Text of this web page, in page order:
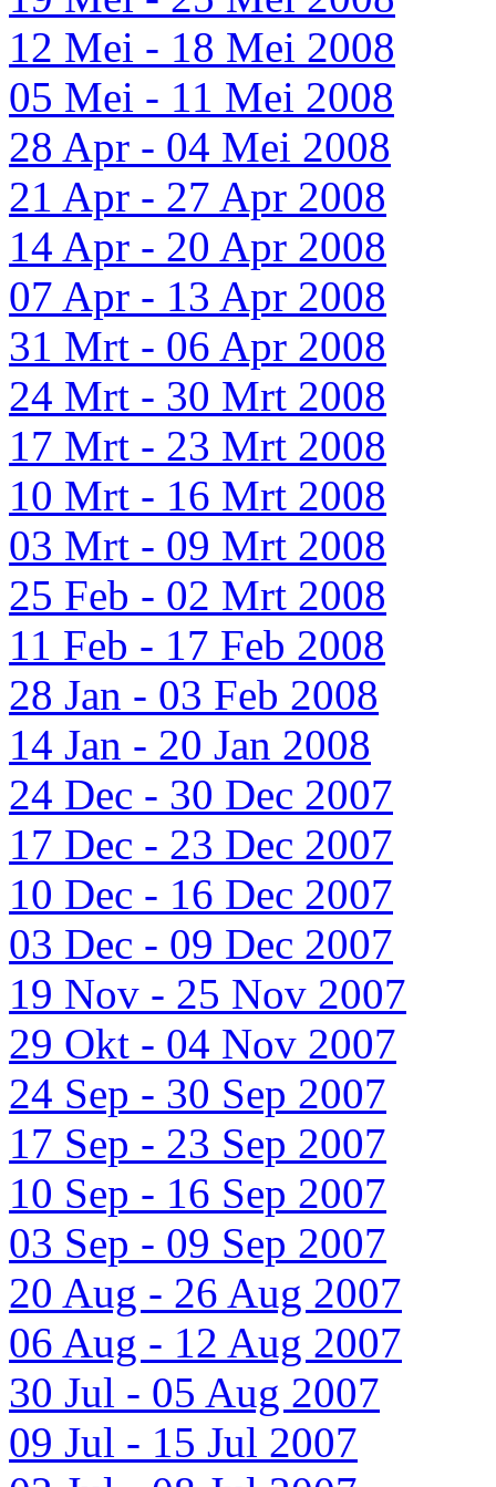
12 Mei - 18 Mei 2008
05 Mei - 11 Mei 2008
28 Apr - 04 Mei 2008
21 Apr - 27 Apr 2008
14 Apr - 20 Apr 2008
07 Apr - 13 Apr 2008
31 Mrt - 06 Apr 2008
24 Mrt - 30 Mrt 2008
17 Mrt - 23 Mrt 2008
10 Mrt - 16 Mrt 2008
03 Mrt - 09 Mrt 2008
25 Feb - 02 Mrt 2008
11 Feb - 17 Feb 2008
28 Jan - 03 Feb 2008
14 Jan - 20 Jan 2008
24 Dec - 30 Dec 2007
17 Dec - 23 Dec 2007
10 Dec - 16 Dec 2007
03 Dec - 09 Dec 2007
19 Nov - 25 Nov 2007
29 Okt - 04 Nov 2007
24 Sep - 30 Sep 2007
17 Sep - 23 Sep 2007
10 Sep - 16 Sep 2007
03 Sep - 09 Sep 2007
20 Aug - 26 Aug 2007
06 Aug - 12 Aug 2007
30 Jul - 05 Aug 2007
09 Jul - 15 Jul 2007